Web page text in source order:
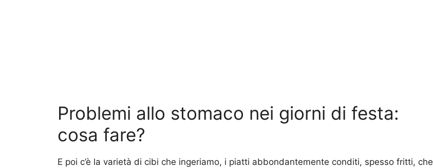
Problemi allo stomaco nei giorni di festa:
cosa fare?
E poi c’è la varietà di cibi che ingeriamo, i piatti abbondantemente conditi, spesso fritti, che